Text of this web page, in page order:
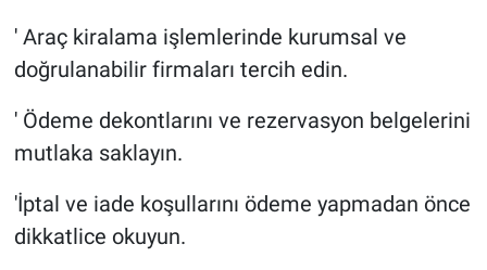
' Araç kiralama işlemlerinde kurumsal ve
doğrulanabilir firmaları tercih edin.
' Ödeme dekontlarını ve rezervasyon belgelerini
mutlaka saklayın.
'İptal ve iade koşullarını ödeme yapmadan önce
dikkatlice okuyun.